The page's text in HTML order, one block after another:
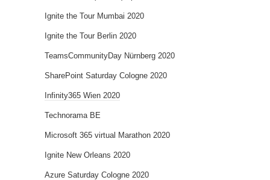
Ignite the Tour Mumbai 2020
Ignite the Tour Berlin 2020
TeamsCommunityDay Nürnberg 2020
SharePoint Saturday Cologne 2020
Infinity365 Wien 2020
Technorama BE
Microsoft 365 virtual Marathon 2020
Ignite New Orleans 2020
Azure Saturday Cologne 2020